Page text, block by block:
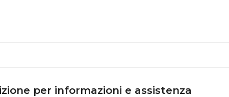
per informazioni e assistenza